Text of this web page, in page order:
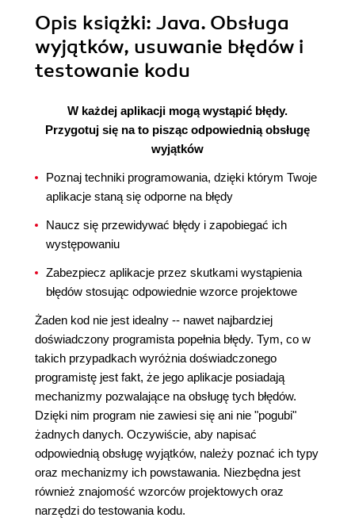
Opis książki: Java. Obsługa
wyjątków, usuwanie błędów i
testowanie kodu
W każdej aplikacji mogą wystąpić błędy.
Przygotuj się na to pisząc odpowiednią obsługę
wyjątków
Poznaj techniki programowania, dzięki którym Twoje
aplikacje staną się odporne na błędy
Naucz się przewidywać błędy i zapobiegać ich
występowaniu
Zabezpiecz aplikacje przez skutkami wystąpienia
błędów stosując odpowiednie wzorce projektowe
Żaden kod nie jest idealny -- nawet najbardziej
doświadczony programista popełnia błędy. Tym, co w
takich przypadkach wyróżnia doświadczonego
programistę jest fakt, że jego aplikacje posiadają
mechanizmy pozwalające na obsługę tych błędów.
Dzięki nim program nie zawiesi się ani nie "pogubi"
żadnych danych. Oczywiście, aby napisać
odpowiednią obsługę wyjątków, należy poznać ich typy
oraz mechanizmy ich powstawania. Niezbędna jest
również znajomość wzorców projektowych oraz
narzędzi do testowania kodu.